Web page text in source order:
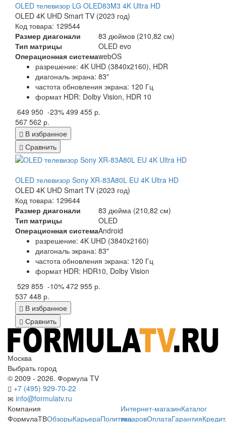
OLED телевизор LG OLED83M3 4K Ultra HD
OLED 4K UHD Smart TV (2023 год)
Код товара: 129544
Размер диагонали
83 дюймов (210,82 см)
Тип матрицы
OLED evo
Операционная системаwebOS
разрешение: 4K UHD (3840x2160), HDR
диагональ экрана: 83"
частота обновления экрана: 120 Гц
формат HDR: Dolby Vision, HDR 10
649 950 -23% 499 455 р.
567 562 р.
В избранное
Сравнить
OLED телевизор Sony XR-83A80L EU 4K Ultra HD
OLED 4K UHD Smart TV (2023 год)
Код товара: 129644
Размер диагонали
83 дюйма (210,82 см)
Тип матрицы
OLED
Операционная системаAndroid
разрешение: 4K UHD (3840x2160)
диагональ экрана: 83"
частота обновления экрана: 120 Гц
формат HDR: HDR10, Dolby Vision
529 855 -10% 472 955 р.
537 448 р.
В избранное
Сравнить
Москва
Выбрать город
© 2009 - 2026. Формула TV
+7 (495) 929-70-22
info@formulatv.ru
Компания
ФормулаТВОбзорыКарьераПолитика
Интернет-магазинКаталог
товаровОплатаГарантияКредит